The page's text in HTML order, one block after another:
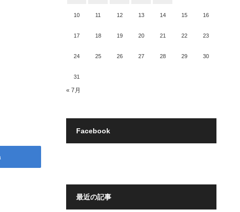
10 11 12 13 14 15 16
17 18 19 20 21 22 23
24 25 26 27 28 29 30
31
« 7月
Facebook
最近の記事